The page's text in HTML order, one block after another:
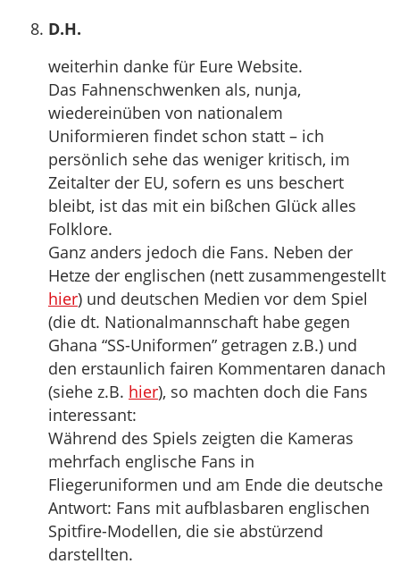
D.H.
weiterhin danke für Eure Website.
Das Fahnenschwenken als, nunja,
wiedereinüben von nationalem
Uniformieren findet schon statt – ich
persönlich sehe das weniger kritisch, im
Zeitalter der EU, sofern es uns beschert
bleibt, ist das mit ein bißchen Glück alles
Folklore.
Ganz anders jedoch die Fans. Neben der
Hetze der englischen (nett zusammengestellt
hier) und deutschen Medien vor dem Spiel
(die dt. Nationalmannschaft habe gegen
Ghana “SS-Uniformen” getragen z.B.) und
den erstaunlich fairen Kommentaren danach
(siehe z.B. hier), so machten doch die Fans
interessant:
Während des Spiels zeigten die Kameras
mehrfach englische Fans in
Fliegeruniformen und am Ende die deutsche
Antwort: Fans mit aufblasbaren englischen
Spitfire-Modellen, die sie abstürzend
darstellten.